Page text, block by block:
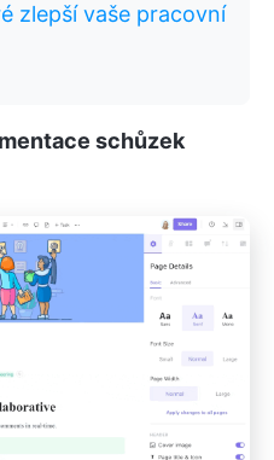
zlepší vaše pracovní
schůzek